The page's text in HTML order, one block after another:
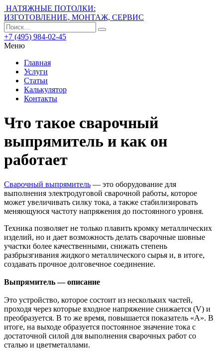
НАТЯЖНЫЕ ПОТОЛКИ:
ИЗГОТОВЛЕНИЕ, МОНТАЖ, СЕРВИС
+7 (495) 984-02-45
Меню
Главная
Услуги
Статьи
Калькулятор
Контакты
Что такое сварочный
выпрямитель и как он
работает
Сварочный выпрямитель — это оборудование для
выполнения электродуговой сварочной работы, которое
может увеличивать силку тока, а также стабилизировать
меняющуюся частоту напряжения до постоянного уровня.
Техника позволяет не только плавить кромку металлических
изделий, но и дает возможность делать сварочные шовные
участки более качественными, снижать степень
разбрызгивания жидкого металлического сырья и, в итоге,
создавать прочное долговечное соединение.
Выпрямитель — описание
Это устройство, которое состоит из нескольких частей,
проходя через которые входное напряжение снижается (V) и
преобразуется. В то же время, повышается показатель «А». В
итоге, на выходе образуется постоянное значение тока с
достаточной силой для выполнения сварочных работ со
сталью и цветметаллами.